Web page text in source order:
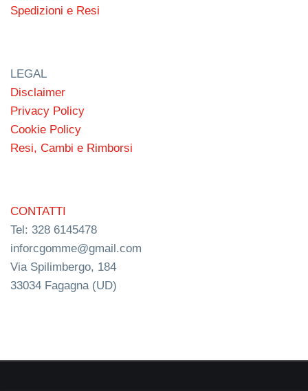
Spedizioni e Resi
LEGAL
Disclaimer
Privacy Policy
Cookie Policy
Resi, Cambi e Rimborsi
CONTATTI
Tel: 328 6145478
inforcgomme@gmail.com
Via Spilimbergo, 184
33034 Fagagna (UD)